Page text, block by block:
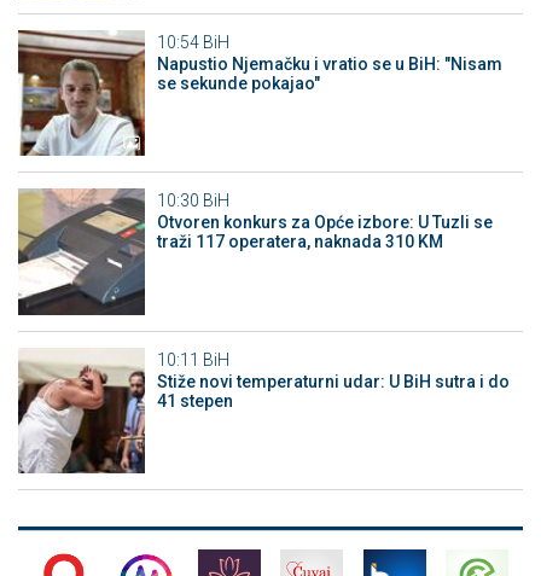
10:54 BiH
Napustio Njemačku i vratio se u BiH: "Nisam
se sekunde pokajao"
10:30 BiH
Otvoren konkurs za Opće izbore: U Tuzli se
traži 117 operatera, naknada 310 KM
10:11 BiH
Stiže novi temperaturni udar: U BiH sutra i do
41 stepen